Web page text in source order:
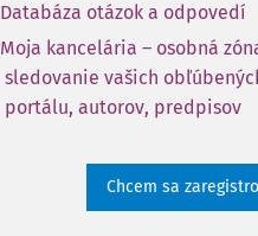
Databáza otázok a odpovedí
Moja kancelária – osobná
sledovanie vašich
portálu, autorov, predpisov
Chcem sa